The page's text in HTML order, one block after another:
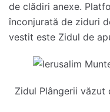
de clădiri anexe.
înconjurată de ziduri
vestit este Zidul de
Zidul Plângerii văzut